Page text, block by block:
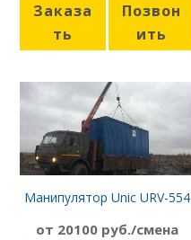
Заказа
ть
Позвон
ить
Манипулятор Unic URV-554
от 20100 руб./смена